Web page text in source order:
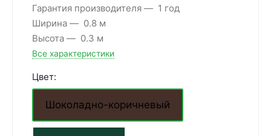
Гарантия производителя
1 год
Ширина
0.8 м
Высота
0.3 м
Все характеристики
Цвет:
Шоколадно-коричневый